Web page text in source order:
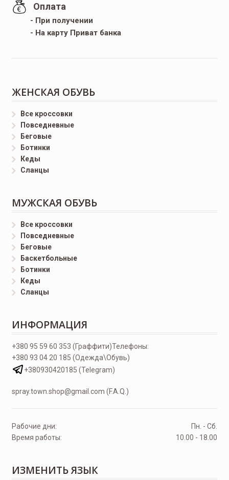
Оплата
- При получении
- На карту Приват банка
ЖЕНСКАЯ ОБУВЬ
Все кроссовки
Повседневные
Беговые
Ботинки
Кеды
Сланцы
МУЖСКАЯ ОБУВЬ
Все кроссовки
Повседневные
Беговые
Баскетбольные
Ботинки
Кеды
Сланцы
ИНФОРМАЦИЯ
Телефоны:
+380 95 59 60 353 (Граффити)
+380 93 04 20 185 (Одежда\Обувь)
+380930420185 (Telegram)
spray.town.shop@gmail.com (F.A.Q.)
Рабочие дни:
Пн. - Сб.
Время работы:
10.00 - 18.00
ИЗМЕНИТЬ ЯЗЫК